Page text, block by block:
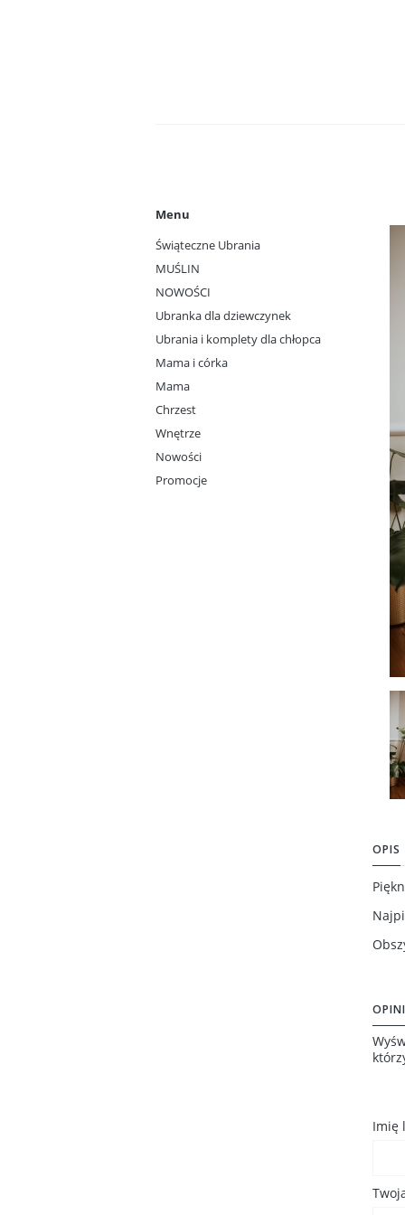
Menu
Świąteczne Ubrania
MUŚLIN
NOWOŚCI
Ubranka dla dziewczynek
Ubrania i komplety dla chłopca
Mama i córka
Mama
Chrzest
Wnętrze
Nowości
Promocje
OPIS
Imię